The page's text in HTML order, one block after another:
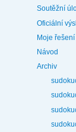
Soutěžní
Oficiální
Moje řešení
Návod
Archiv